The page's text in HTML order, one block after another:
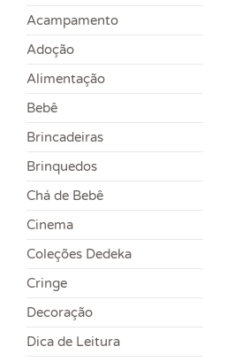
Acampamento
Adoção
Alimentação
Bebê
Brincadeiras
Brinquedos
Chá de Bebê
Cinema
Coleções Dedeka
Cringe
Decoração
Dica de Leitura